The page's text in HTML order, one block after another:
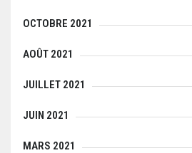
OCTOBRE 2021
AOÛT 2021
JUILLET 2021
JUIN 2021
MARS 2021